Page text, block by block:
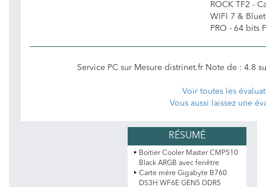
ROCK TF2 -
WIFI 7 &
PRO - 64 bits
Service PC sur Mesure distrinet.fr Note de : 4.8
Voir toutes les
Vous aussi laissez une
Boitier Cooler Master CMP510
Black ARGB avec fenêtre
Carte mère Gigabyte B760
DS3H WF6E GEN5 DDR5